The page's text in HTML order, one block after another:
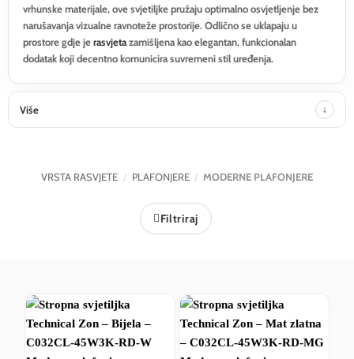
vrhunske materijale, ove svjetiljke pružaju optimalno osvjetljenje bez
narušavanja vizualne ravnoteže prostorije. Odlično se uklapaju u
prostore gdje jerasvjetazamišljena kao elegantan, funkcionalan
dodatak koji decentno komunicira suvremeni stil uređenja.
Više
VRSTA RASVJETE / PLAFONJERE / MODERNE PLAFONJERE
Filtriraj